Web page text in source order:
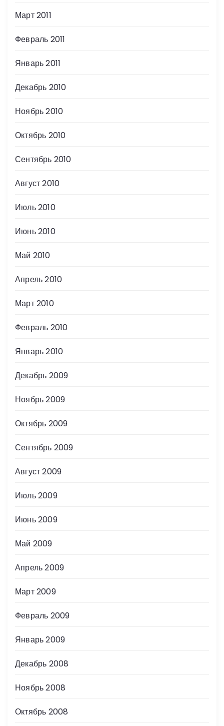
Март 2011
Февраль 2011
Январь 2011
Декабрь 2010
Ноябрь 2010
Октябрь 2010
Сентябрь 2010
Август 2010
Июль 2010
Июнь 2010
Май 2010
Апрель 2010
Март 2010
Февраль 2010
Январь 2010
Декабрь 2009
Ноябрь 2009
Октябрь 2009
Сентябрь 2009
Август 2009
Июль 2009
Июнь 2009
Май 2009
Апрель 2009
Март 2009
Февраль 2009
Январь 2009
Декабрь 2008
Ноябрь 2008
Октябрь 2008